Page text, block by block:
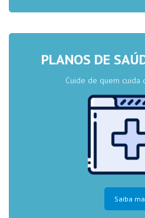
PLANOS DE
Cuide de quem cuida
Saiba